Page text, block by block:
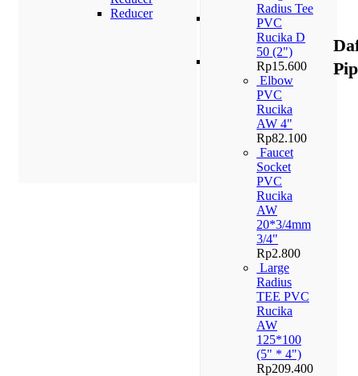
Reducer
Radius Tee
PVC
Rucika D
50 (2")
Rp15.600
Elbow
PVC
Rucika
AW 4"
Rp82.100
Faucet
Socket
PVC
Rucika
AW
20*3/4mm
3/4"
Rp2.800
Large
Radius
TEE PVC
Rucika
AW
125*100
(5" * 4")
Rp209.400